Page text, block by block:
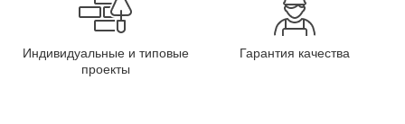
Индивидуальные и типовые
проекты
Гарантия качества